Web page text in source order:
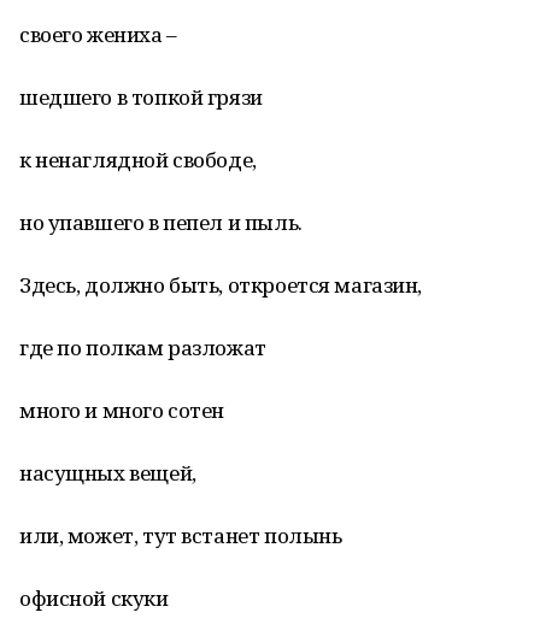
своего жениха –
шедшего в топкой грязи
к ненаглядной свободе,
но упавшего в пепел и пыль.
Здесь, должно быть, откроется магазин,
где по полкам разложат
много и много сотен
насущных вещей,
или, может, тут встанет полынь
офисной скуки